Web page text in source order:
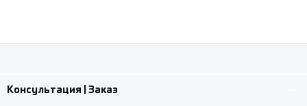
Консультация | Заказ